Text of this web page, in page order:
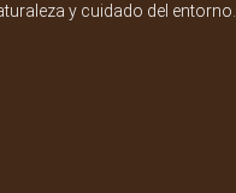
y cuidado del entorno.